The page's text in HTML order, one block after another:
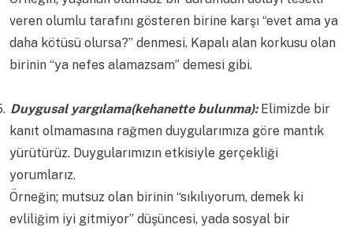
veren olumlu tarafını gösteren birine karşı “evet ama ya
daha kötüsü olursa?” denmesi. Kapalı alan korkusu olan
birinin “ya nefes alamazsam” demesi gibi.
Duygusal yargılama(kehanette bulunma):Elimizde bir
kanıt olmamasına rağmen duygularımıza göre mantık
yürütürüz. Duygularımızın etkisiyle gerçekliği
yorumlarız.
Örneğin; mutsuz olan birinin “sıkılıyorum, demek ki
evliliğim iyi gitmiyor” düşüncesi, yada sosyal bir